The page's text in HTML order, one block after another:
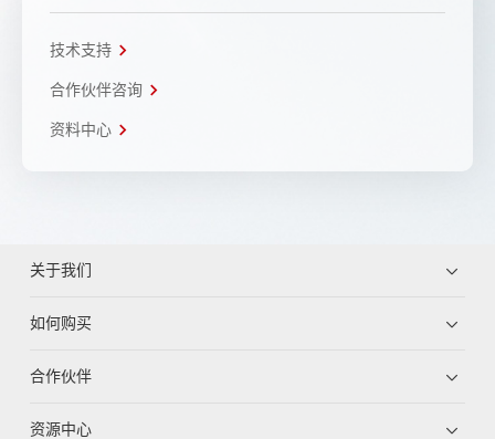
技术支持
合作伙伴咨询
资料中心
关于我们
如何购买
合作伙伴
资源中心